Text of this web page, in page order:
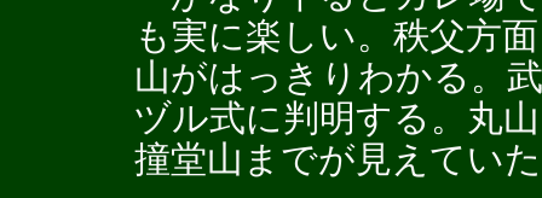
も実に楽しい。秩父方
山がはっきりわかる。
ヅル式に判明する。丸
撞堂山までが見えてい